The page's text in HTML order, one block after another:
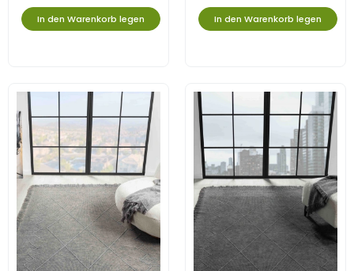
In den Warenkorb legen In den Warenkorb legen